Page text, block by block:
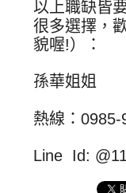
以上職缺皆
很多選擇，
貌喔!）：
孫華姐姐
熱線：0985-
Line Id: